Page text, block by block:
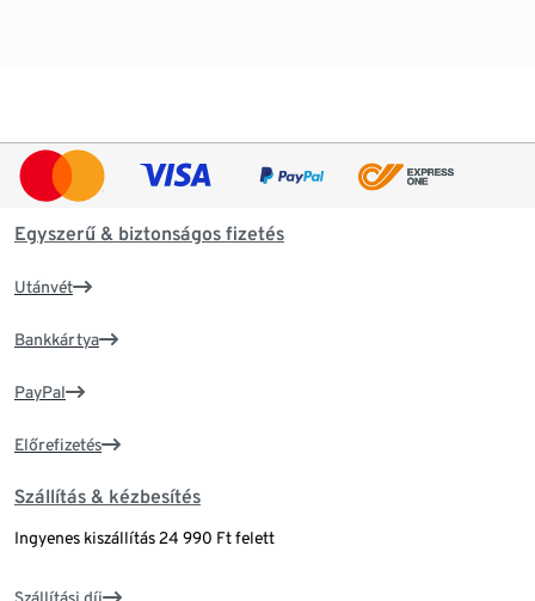
Egyszerű & biztonságos fizetés
Utánvét
Bankkártya
PayPal
Előrefizetés
Szállítás & kézbesítés
Ingyenes kiszállítás 24 990 Ft felett
Szállítási díj